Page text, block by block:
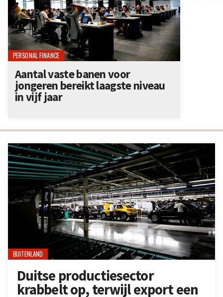
BUITENLAND
Duitse productiesector
krabbelt op, terwijl export een
PERSONAL FINANCE
Aantal vaste banen voor
jongeren bereikt laagste niveau
in vijf jaar